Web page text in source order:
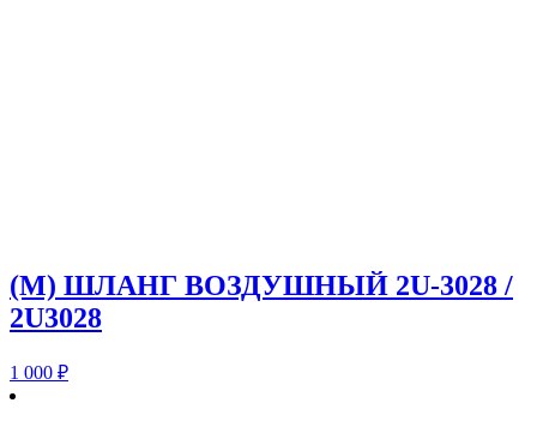
(M) ШЛАНГ ВОЗДУШНЫЙ 2U-3028 /
2U3028
1 000 ₽